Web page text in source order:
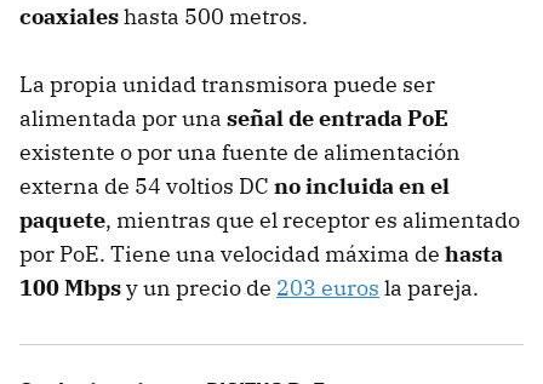
coaxialeshasta 500 metros.
La propia unidad transmisora puede ser
alimentada por una señal de entrada PoE
existente o por una fuente de alimentación
externa de 54 voltios DC no incluida en el
paquete, mientras que el receptor es alimentado
por PoE. Tiene una velocidad máxima de hasta
100 Mbpsy un precio de 203 euros la pareja.